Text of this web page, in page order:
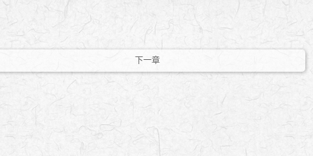
下一章